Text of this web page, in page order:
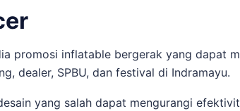
promosi inflatable bergerak yang dapat
dealer, SPBU, dan festival di Indramayu.
yang salah dapat mengurangi